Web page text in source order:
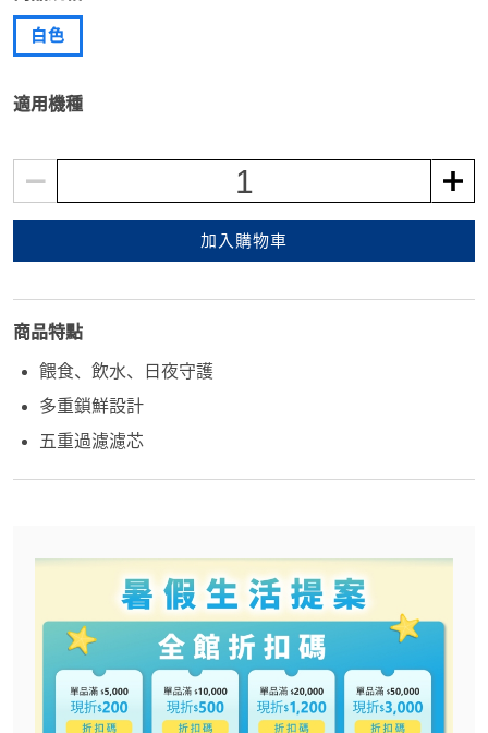
白色
適用機種
1
加入購物車
商品特點
餵食、飲水、日夜守護
多重鎖鮮設計
五重過濾濾芯